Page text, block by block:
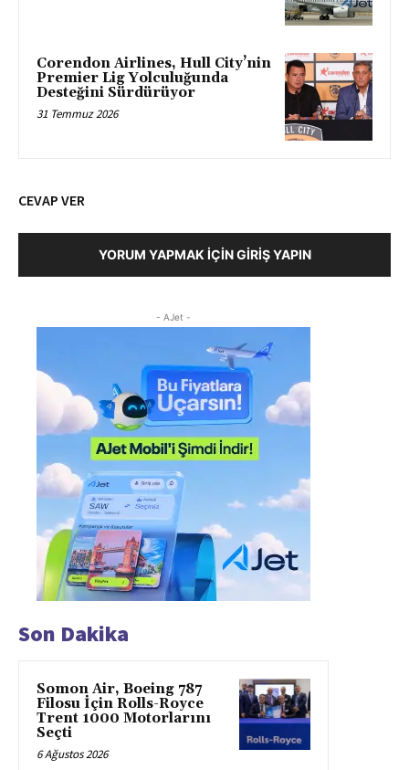
Corendon Airlines, Hull City’nin
Premier Lig Yolculuğunda
Desteğini Sürdürüyor
31 Temmuz 2026
CEVAP VER
YORUM YAPMAK İÇIN GIRIŞ YAPIN
- AJet -
Son Dakika
Somon Air, Boeing 787
Filosu İçin Rolls-Royce
Trent 1000 Motorlarını
Seçti
6 Ağustos 2026